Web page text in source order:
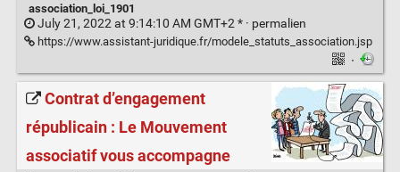
association_loi_1901
July 21, 2022 at 9:14:10 AM GMT+2 * · permalien
https://www.assistant-juridique.fr/modele_statuts_association.jsp
·
Contrat d’engagement
républicain : Le Mouvement
associatif vous accompagne